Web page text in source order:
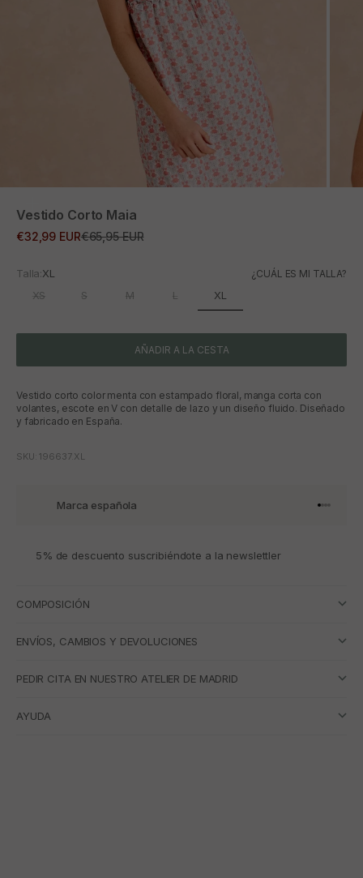
Vestido Corto Maia
Precio de oferta
€32,99 EURPrecio normal
€65,95 EUR
Talla:XL ¿CUÁL ES MI TALLA?
XS S M L XL
AÑADIR A LA CESTA
Vestido corto color menta con estampado floral, manga corta con
volantes, escote en V con detalle de lazo y un diseño fluido. Diseñado
y fabricado en España.
SKU: 196637.XL
Marca española Ir al
Ir al
Ir al
Ir al
5% de descuento suscribiéndote a la newslettler
COMPOSICIÓN
ENVÍOS, CAMBIOS Y DEVOLUCIONES
PEDIR CITA EN NUESTRO ATELIER DE MADRID
AYUDA